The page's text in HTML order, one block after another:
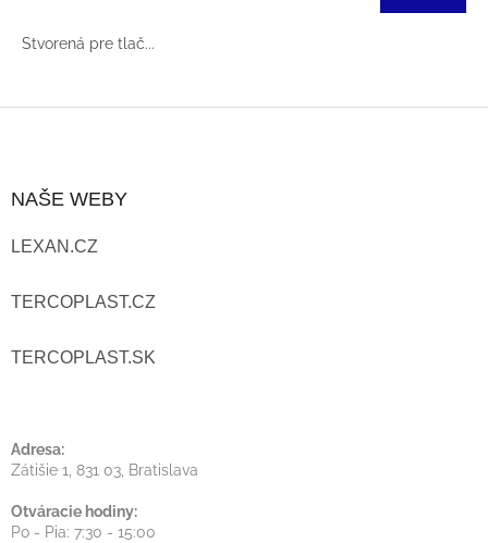
Stvorená pre tlač...
Ä
T
NAŠE WEBY
LEXAN.CZ
TERCOPLAST.CZ
TERCOPLAST.SK
Adresa:
Zátišie 1, 831 03, Bratislava
Otváracie hodiny:
Po - Pia: 7:30 - 15:00